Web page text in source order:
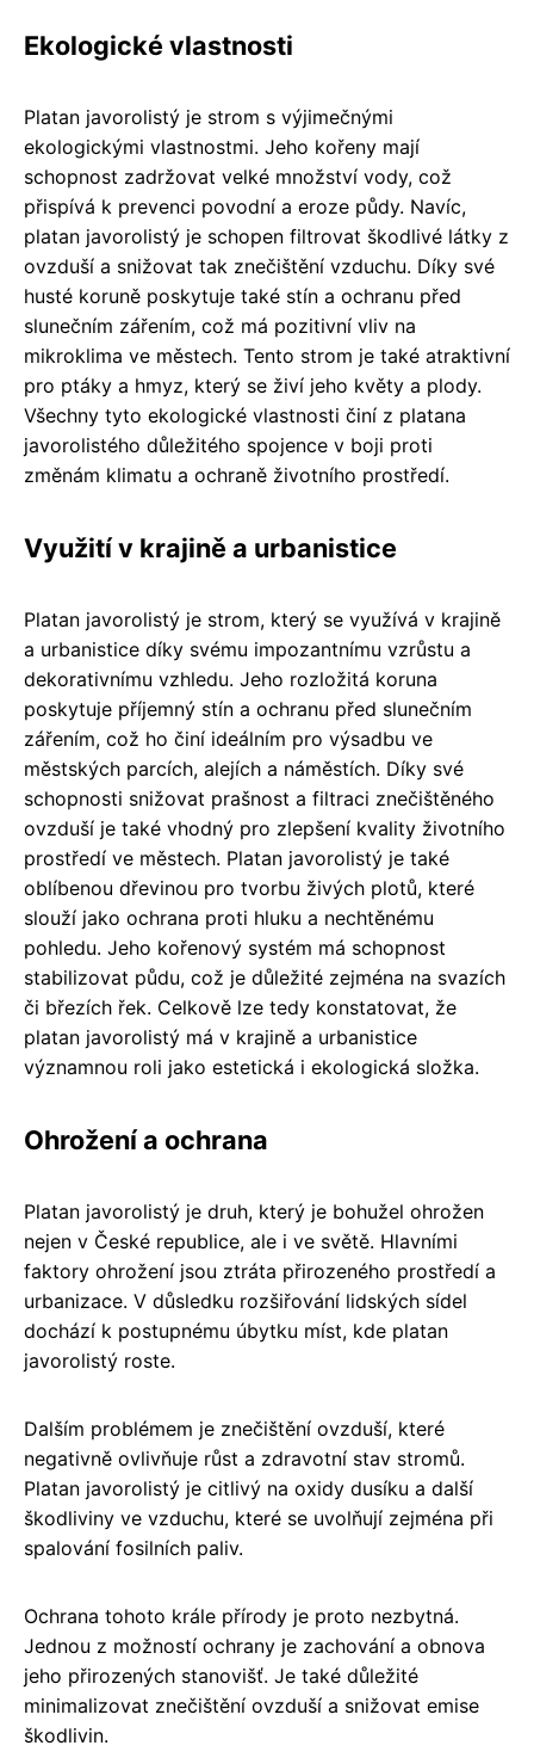
Ekologické vlastnosti
Platan javorolistý je strom s výjimečnými
ekologickými vlastnostmi. Jeho kořeny mají
schopnost zadržovat velké množství vody, což
přispívá k prevenci povodní a eroze půdy. Navíc,
platan javorolistý je schopen filtrovat škodlivé látky z
ovzduší a snižovat tak znečištění vzduchu. Díky své
husté koruně poskytuje také stín a ochranu před
slunečním zářením, což má pozitivní vliv na
mikroklima ve městech. Tento strom je také atraktivní
pro ptáky a hmyz, který se živí jeho květy a plody.
Všechny tyto ekologické vlastnosti činí z platana
javorolistého důležitého spojence v boji proti
změnám klimatu a ochraně životního prostředí.
Využití v krajině a urbanistice
Platan javorolistý je strom, který se využívá v krajině
a urbanistice díky svému impozantnímu vzrůstu a
dekorativnímu vzhledu. Jeho rozložitá koruna
poskytuje příjemný stín a ochranu před slunečním
zářením, což ho činí ideálním pro výsadbu ve
městských parcích, alejích a náměstích. Díky své
schopnosti snižovat prašnost a filtraci znečištěného
ovzduší je také vhodný pro zlepšení kvality životního
prostředí ve městech. Platan javorolistý je také
oblíbenou dřevinou pro tvorbu živých plotů, které
slouží jako ochrana proti hluku a nechtěnému
pohledu. Jeho kořenový systém má schopnost
stabilizovat půdu, což je důležité zejména na svazích
či březích řek. Celkově lze tedy konstatovat, že
platan javorolistý má v krajině a urbanistice
významnou roli jako estetická i ekologická složka.
Ohrožení a ochrana
Platan javorolistý je druh, který je bohužel ohrožen
nejen v České republice, ale i ve světě. Hlavními
faktory ohrožení jsou ztráta přirozeného prostředí a
urbanizace. V důsledku rozšiřování lidských sídel
dochází k postupnému úbytku míst, kde platan
javorolistý roste.
Dalším problémem je znečištění ovzduší, které
negativně ovlivňuje růst a zdravotní stav stromů.
Platan javorolistý je citlivý na oxidy dusíku a další
škodliviny ve vzduchu, které se uvolňují zejména při
spalování fosilních paliv.
Ochrana tohoto krále přírody je proto nezbytná.
Jednou z možností ochrany je zachování a obnova
jeho přirozených stanovišť. Je také důležité
minimalizovat znečištění ovzduší a snižovat emise
škodlivin.